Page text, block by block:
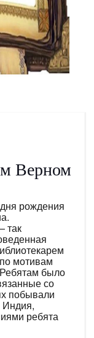
Верном
рождения
так
мотивам
было
со
побывали
Индия,
ребята